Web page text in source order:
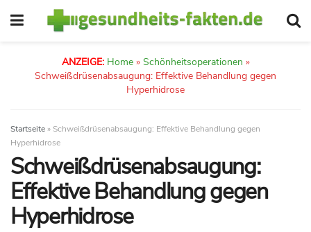
ANZEIGE: Home» Schönheitsoperationen »
Schweißdrüsenabsaugung: Effektive Behandlung gegen
Hyperhidrose
Startseite » Schweißdrüsenabsaugung: Effektive Behandlung gegen
Hyperhidrose
Schweißdrüsenabsaugung:
Effektive Behandlung gegen
Hyperhidrose